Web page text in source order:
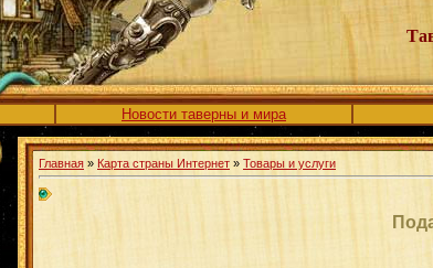
Новости таверны и мира
Главная » Карта страны Интернет » Товары и услуги